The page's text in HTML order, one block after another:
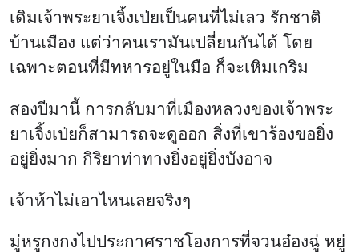
เจ้าห้าไม่เอาไหนเลยจริงๆ
มู่หรูกงกงไปประกาศราชโองการที่จวนอ๋องฉู่ หยู่